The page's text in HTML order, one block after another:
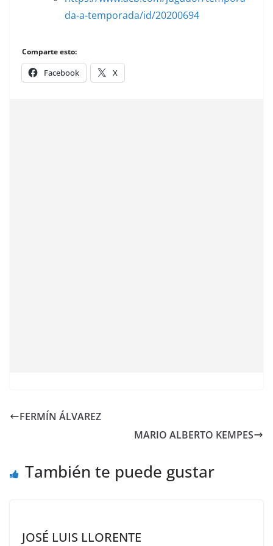
da-a-temporada/id/20200694
Comparte esto:
Facebook X
FERMÍN ÁLVAREZ
MARIO ALBERTO KEMPES
También te puede gustar
JOSÉ LUIS LLORENTE